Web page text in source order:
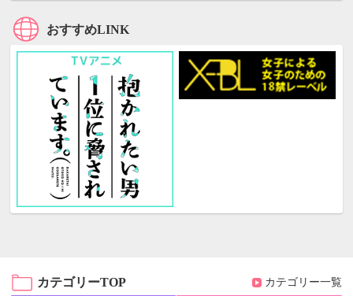
おすすめLINK
カテゴリーTOP カテゴリー一覧